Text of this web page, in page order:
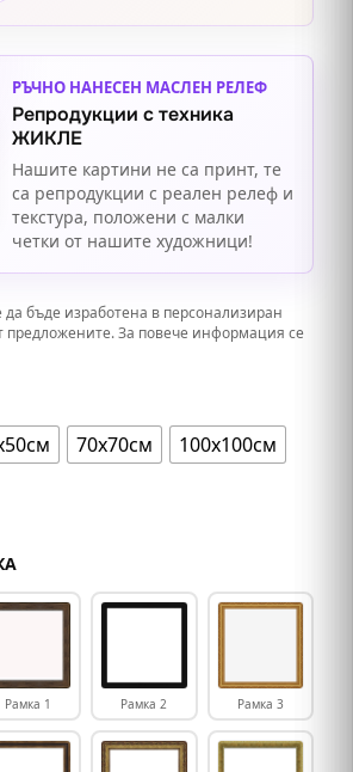
РЪЧНО НАНЕСЕН МАСЛЕН РЕЛЕФ
Репродукции с техника
ЖИКЛЕ
Нашите картини не са принт, те
са репродукции с реален релеф и
текстура, положени с малки
четки от нашите художници!
бъде изработена в персонализиран
предложените. За повече информация се
70х70см 100х100см
Рамка 1 Рамка 2 Рамка 3